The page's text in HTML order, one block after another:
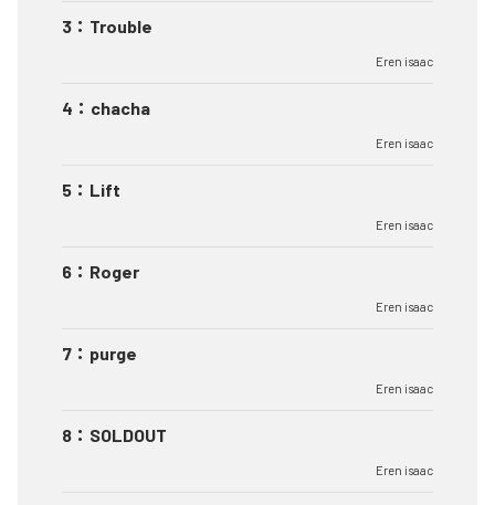
3 ： Trouble
Eren isaac
4 ： chacha
Eren isaac
5 ： Lift
Eren isaac
6 ： Roger
Eren isaac
7 ： purge
Eren isaac
8 ： SOLDOUT
Eren isaac